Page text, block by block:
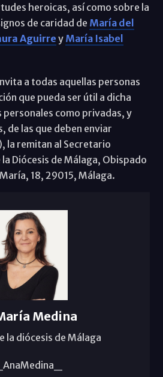
heroicas, así como sobre la
de caridad de María del
Aguirrey María Isabel
a todas aquellas personas
que pueda ser útil a dicha
como privadas, y
de las que deben enviar
la remitan al Secretario
Diócesis de Málaga, Obispado
18, 29015, Málaga.
Medina
la diócesis de Málaga